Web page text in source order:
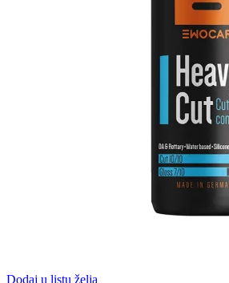
Dodaj u listu želja